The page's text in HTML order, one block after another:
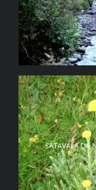
SATAVALA DA